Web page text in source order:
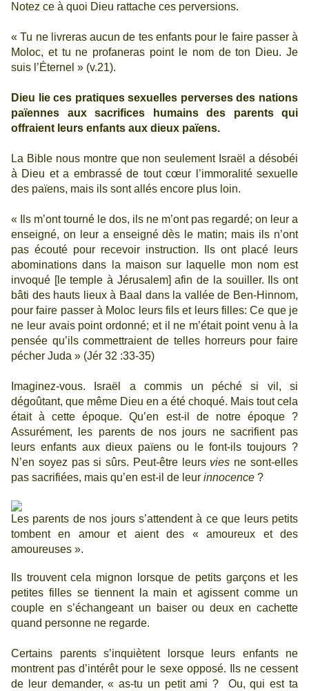
Notez ce à quoi Dieu rattache ces perversions.
« Tu ne livreras aucun de tes enfants pour le faire passer à
Moloc, et tu ne profaneras point le nom de ton Dieu. Je
suis l’Éternel » (v.21).
Dieu lie ces pratiques sexuelles perverses des nations
païennes aux sacrifices humains des parents qui
offraient leurs enfants aux dieux païens.
La Bible nous montre que non seulement Israël a désobéi
à Dieu et a embrassé de tout cœur l’immoralité sexuelle
des païens, mais ils sont allés encore plus loin.
« Ils m’ont tourné le dos, ils ne m’ont pas regardé; on leur a
enseigné, on leur a enseigné dès le matin; mais ils n’ont
pas écouté pour recevoir instruction. Ils ont placé leurs
abominations dans la maison sur laquelle mon nom est
invoqué [le temple à Jérusalem] afin de la souiller. Ils ont
bâti des hauts lieux à Baal dans la vallée de Ben-Hinnom,
pour faire passer à Moloc leurs fils et leurs filles: Ce que je
ne leur avais point ordonné; et il ne m’était point venu à la
pensée qu’ils commettraient de telles horreurs pour faire
pécher Juda » (Jér 32 :33-35)
Imaginez-vous. Israël a commis un péché si vil, si
dégoûtant, que même Dieu en a été choqué. Mais tout cela
était à cette époque. Qu’en est-il de notre époque ?
Assurément, les parents de nos jours ne sacrifient pas
leurs enfants aux dieux païens ou le font-ils toujours ?
N’en soyez pas si sûrs. Peut-être leurs vies ne sont-elles
pas sacrifiées, mais qu’en est-il de leur innocence ?
Les parents de nos jours s’attendent à ce que leurs petits
tombent en amour et aient des « amoureux et des
amoureuses ».
Ils trouvent cela mignon lorsque de petits garçons et les
petites filles se tiennent la main et agissent comme un
couple en s’échangeant un baiser ou deux en cachette
quand personne ne regarde.
Certains parents s’inquiètent lorsque leurs enfants ne
montrent pas d’intérêt pour le sexe opposé. Ils ne cessent
de leur demander, « as-tu un petit ami ? Ou, qui est ta